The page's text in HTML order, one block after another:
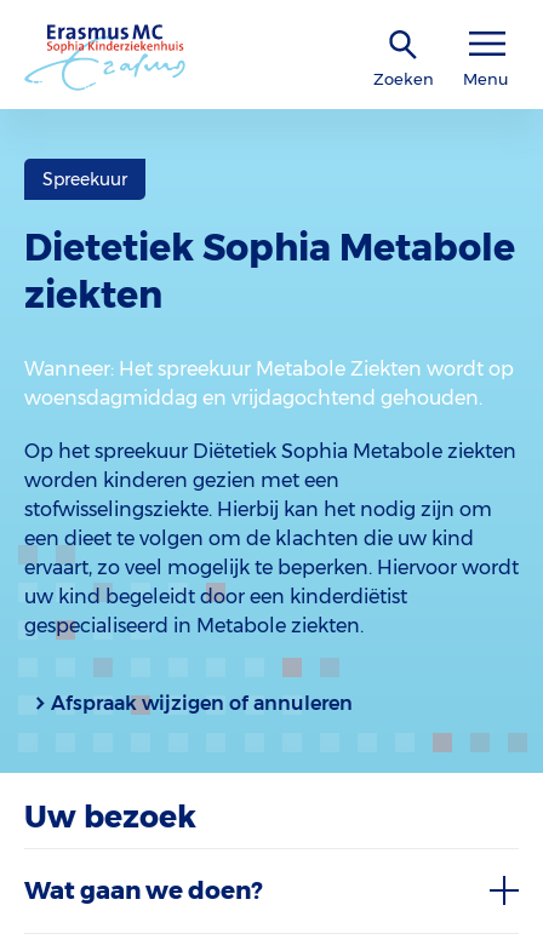
Zoeken Menu
Spreekuur
Dietetiek Sophia Metabole
ziekten
Wanneer: Het spreekuur Metabole Ziekten wordt op
woensdagmiddag en vrijdagochtend gehouden.
Op het spreekuur Diëtetiek Sophia Metabole ziekten
worden kinderen gezien met een
stofwisselingsziekte. Hierbij kan het nodig zijn om
een dieet te volgen om de klachten die uw kind
ervaart, zo veel mogelijk te beperken. Hiervoor wordt
uw kind begeleidt door een kinderdiëtist
gespecialiseerd in Metabole ziekten.
Afspraak wijzigen of annuleren
Uw bezoek
Wat gaan we doen?